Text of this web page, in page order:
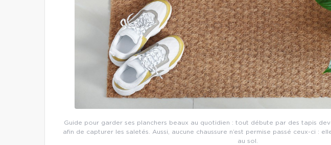
Guide pour garder ses planchers beaux au quotidien : tout débute par des tapis
afin de capturer les saletés. Aussi, aucune chaussure n’est permise passé ceux-ci :
au sol.